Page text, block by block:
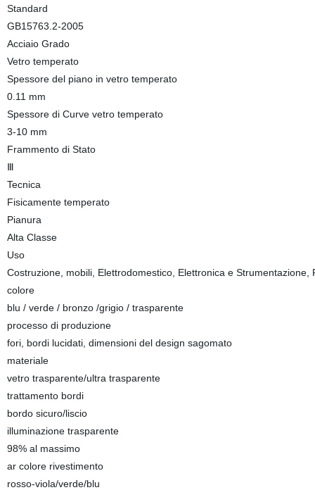
Standard
GB15763.2-2005
Acciaio Grado
Vetro temperato
Spessore del piano in vetro temperato
0.11 mm
Spessore di Curve vetro temperato
3-10 mm
Frammento di Stato
Ⅲ
Tecnica
Fisicamente temperato
Pianura
Alta Classe
Uso
Costruzione, mobili, Elettrodomestico, Elettronica e
colore
blu / verde / bronzo /grigio / trasparente
processo di produzione
fori, bordi lucidati, dimensioni del design sagomato
materiale
vetro trasparente/ultra trasparente
trattamento bordi
bordo sicuro/liscio
illuminazione trasparente
98% al massimo
ar colore rivestimento
rosso-viola/verde/blu